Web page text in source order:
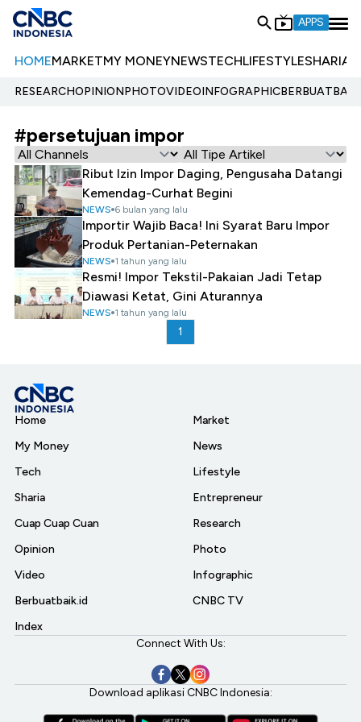
APPS
HOMEMARKETMY MONEYNEWSTECHLIFESTYLESHARIA
RESEARCHOPINIONPHOTOVIDEOINFOGRAPHIC
#persetujuan impor
Ribut Izin Impor Daging, Pengusaha Datangi
Kemendag-Curhat Begini
NEWS 6 bulan yang lalu
Importir Wajib Baca! Ini Syarat Baru Impor
Produk Pertanian-Peternakan
NEWS 1 tahun yang lalu
Resmi! Impor Tekstil-Pakaian Jadi Tetap
Diawasi Ketat, Gini Aturannya
NEWS 1 tahun yang lalu
1
Home
My Money
Tech
Sharia
Cuap Cuap Cuan
Opinion
Video
Berbuatbaik.id
Index
Market
News
Lifestyle
Entrepreneur
Research
Photo
Infographic
CNBC TV
Connect With Us:
Download aplikasi CNBC Indonesia: